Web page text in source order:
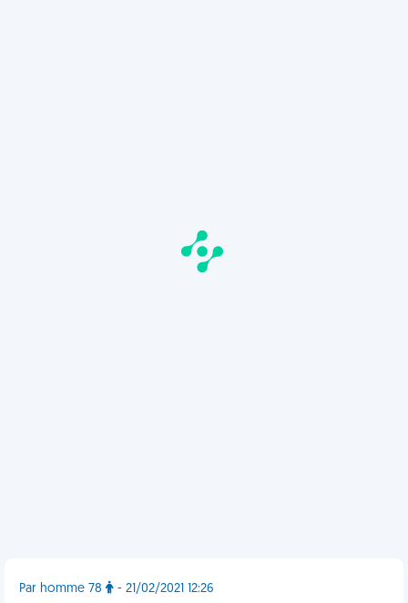
Par homme 78 - 21/02/2021 12:26